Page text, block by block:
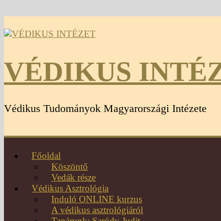
VÉDIKUS
Védikus Tudományok Magyarországi Intézete
Főoldal
Köszöntő
Vedák része
Védikus Asztrológia
Induló ONLINE kurzus
A védikus asztrológiáról